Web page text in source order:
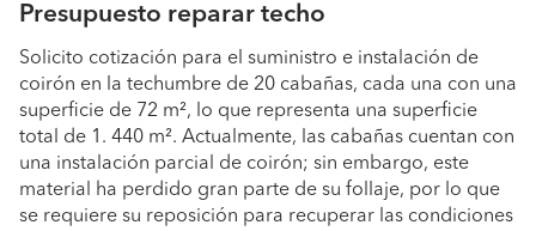
Presupuesto reparar techo
Solicito cotización para el suministro e instalación de
coirón en la techumbre de 20 cabañas, cada una con una
superficie de 72 m², lo que representa una superficie
total de 1. 440 m². Actualmente, las cabañas cuentan con
una instalación parcial de coirón; sin embargo, este
material ha perdido gran parte de su follaje, por lo que
se requiere su reposición para recuperar las condiciones